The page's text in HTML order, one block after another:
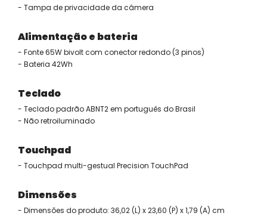
- Tampa de privacidade da câmera
Alimentação e bateria
- Fonte 65W bivolt com conector redondo (3 pinos)
- Bateria 42Wh
Teclado
- Teclado padrão ABNT2 em português do Brasil
- Não retroiluminado
Touchpad
- Touchpad multi-gestual Precision TouchPad
Dimensões
- Dimensões do produto: 36,02 (L) x 23,60 (P) x 1,79 (A) cm